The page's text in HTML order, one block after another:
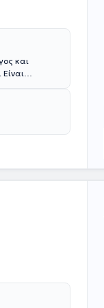
και
στη
της
Α'
της